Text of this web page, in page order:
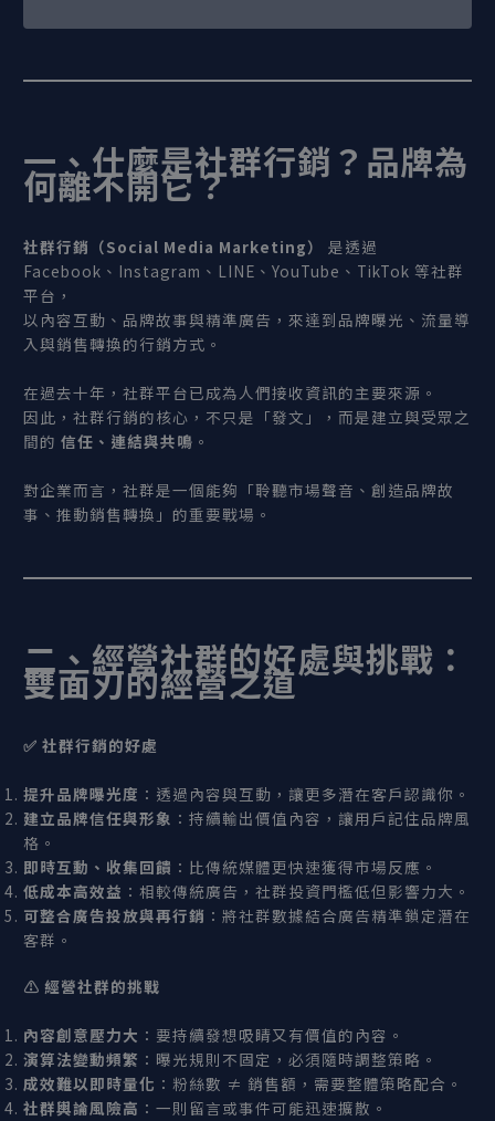
一、什麼是社群行銷？品牌為
何離不開它？
社群行銷（Social Media Marketing）
是透過
Facebook、Instagram、LINE、YouTube、TikTok 等社群
平台，
以內容互動、品牌故事與精準廣告，來達到品牌曝光、流量導
入與銷售轉換的行銷方式。
在過去十年，社群平台已成為人們接收資訊的主要來源。
因此，社群行銷的核心，不只是「發文」，而是建立與受眾之
間的信任、連結與共鳴 。
對企業而言，社群是一個能夠「聆聽市場聲音、創造品牌故
事、推動銷售轉換」的重要戰場。
二、經營社群的好處與挑戰：
雙面刃的經營之道
✅社群行銷的好處
提升品牌曝光度 ：透過內容與互動，讓更多潛在客戶認識你。
建立品牌信任與形象 ：持續輸出價值內容，讓用戶記住品牌風
格。
即時互動、收集回饋 ：比傳統媒體更快速獲得市場反應。
低成本高效益 ：相較傳統廣告，社群投資門檻低但影響力大。
可整合廣告投放與再行銷 ：將社群數據結合廣告精準鎖定潛在
客群。
⚠️經營社群的挑戰
內容創意壓力大 ：要持續發想吸睛又有價值的內容。
演算法變動頻繁 ：曝光規則不固定，必須隨時調整策略。
成效難以即時量化 ：粉絲數 ≠ 銷售額，需要整體策略配合。
社群輿論風險高 ：一則留言或事件可能迅速擴散。